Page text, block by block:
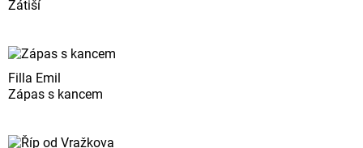
Zátiší
Filla Emil
Zápas s kancem